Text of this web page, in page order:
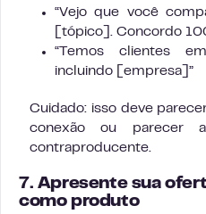
“Vejo que você
[tópico]. Concordo
“Temos clientes
incluindo [empresa]”
Cuidado: isso deve
conexão ou parecer
contraproducente.
7. Apresente sua
como produto